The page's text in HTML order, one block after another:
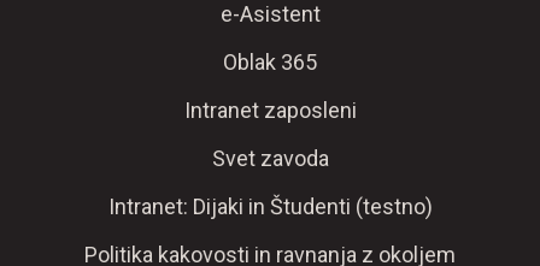
e-Asistent
Oblak 365
Intranet zaposleni
Svet zavoda
Intranet: Dijaki in Študenti (testno)
Politika kakovosti in ravnanja z okoljem